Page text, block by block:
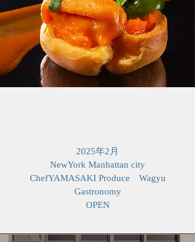
2025年2月
NewYork Manhattan city
​ChefYAMASAKI Produce Wagyu
Gastronomy
OPEN